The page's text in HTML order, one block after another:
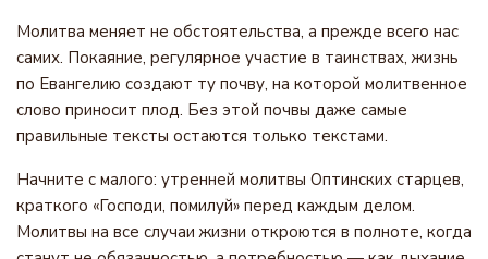
Молитва меняет не обстоятельства, а прежде всего нас
самих. Покаяние, регулярное участие в таинствах, жизнь
по Евангелию создают ту почву, на которой молитвенное
слово приносит плод. Без этой почвы даже самые
правильные тексты остаются только текстами.
Начните с малого: утренней молитвы Оптинских старцев,
краткого «Господи, помилуй» перед каждым делом.
Молитвы на все случаи жизни откроются в полноте, когда